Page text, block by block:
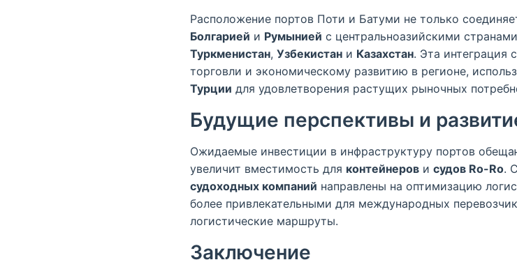
Расположение портов Поти и Батуми не только
Болгарией и Румынией с центральноазийскими
Туркменистан, Узбекистан и Казахстан. Эта интеграция
торговли и экономическому развитию в регионе,
Турции для удовлетворения растущих рыночных
Будущие перспективы и
Ожидаемые инвестиции в инфраструктуру портов
увеличит вместимость для контейнеров и судов Ro-Ro.
судоходных компаний направлены на оптимизацию
более привлекательными для международных
логистические маршруты.
Заключение